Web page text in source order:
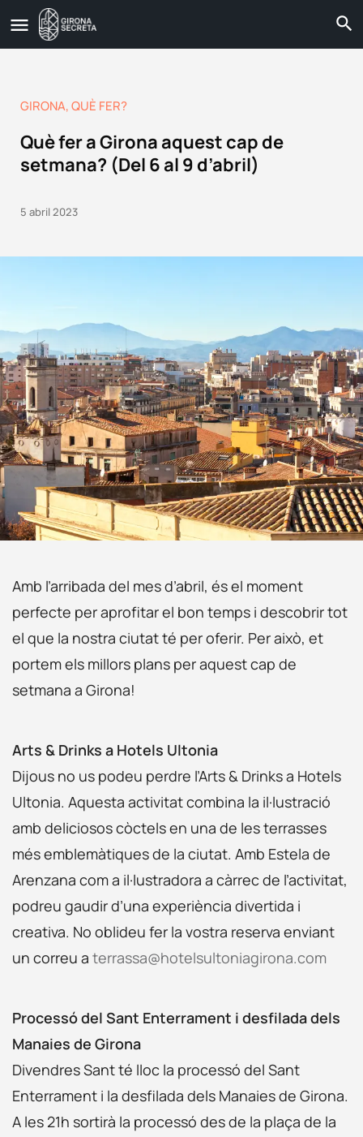
GIRONA,QUÈ FER?
Què fer a Girona aquest cap de
setmana? (Del 6 al 9 d’abril)
5 abril 2023
Amb l’arribada del mes d’abril, és el moment
perfecte per aprofitar el bon temps i descobrir tot
el que la nostra ciutat té per oferir. Per això, et
portem els millors plans per aquest cap de
setmana a Girona!
Arts & Drinks a Hotels Ultonia
Dijous no us podeu perdre l’Arts & Drinks a Hotels
Ultonia. Aquesta activitat combina la il·lustració
amb deliciosos còctels en una de les terrasses
més emblemàtiques de la ciutat. Amb Estela de
Arenzana com a il·lustradora a càrrec de l’activitat,
podreu gaudir d’una experiència divertida i
creativa. No oblideu fer la vostra reserva enviant
un correu a terrassa@hotelsultoniagirona.com
Processó del Sant Enterrament i desfilada dels
Manaies de Girona
Divendres Sant té lloc la processó del Sant
Enterrament i la desfilada dels Manaies de Girona.
A les 21h sortirà la processó des de la plaça de la